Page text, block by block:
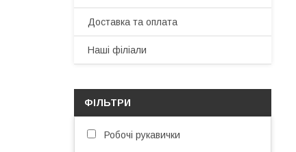
Доставка та оплата
Наші філіали
ФІЛЬТРИ
Робочі рукавички